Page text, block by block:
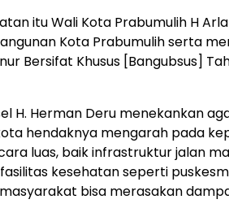
itu Wali Kota Prabumulih H
Kota Prabumulih serta
Bersifat Khusus [Bangubsus]
H. Herman Deru menekankan
hendaknya mengarah pada
luas, baik infrastruktur jalan
kesehatan seperti
bisa merasakan